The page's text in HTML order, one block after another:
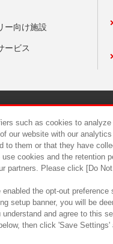
ー向け施設
ービス
食品
such as cookies to
our website with our
to them or that they have
cookies and the retention
partners. Please click [Do
the opt-out
setup banner, you will be
and agree to this
then click 'Save Settings'